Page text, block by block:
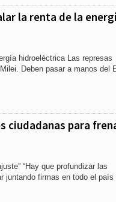
la renta de la
hidroeléctrica Las represas
Deben pasar a manos del
ciudadanas para
“Hay que profundizar las
juntando firmas en todo el país